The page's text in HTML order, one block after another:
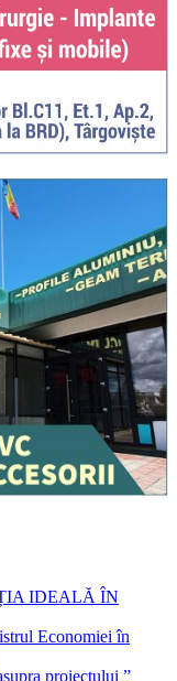
IDEALĂ ÎN
Economiei în
proiectului ”